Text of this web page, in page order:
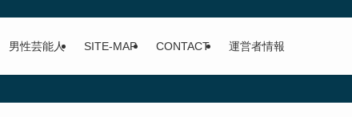
男性芸能人 SITE-MAP CONTACT 運営者情報